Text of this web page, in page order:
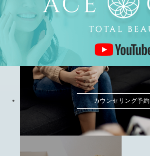
カウンセリング予約